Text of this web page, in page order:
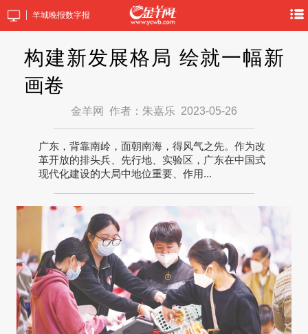
羊城晚报数字报
构建新发展格局 绘就一幅新
画卷
金羊网 作者：朱嘉乐 2023-05-26
广东，背靠南岭，面朝南海，得风气之先。作为改
革开放的排头兵、先行地、实验区，广东在中国式
现代化建设的大局中地位重要、作用...